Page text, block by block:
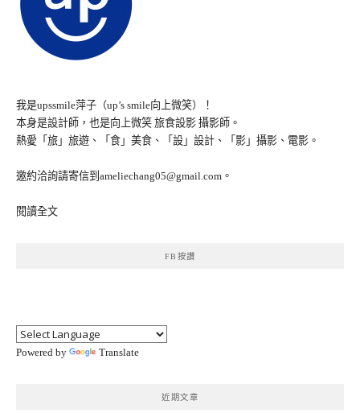
我是upssmile萍子（up’s smile向上微笑）！
本身是設計師，也是向上微笑 旅食設影 攝影師。
熱愛「旅」旅遊、「食」美食、「設」設計、「影」攝影、電影。
邀約洽詢請寄信到ameliechang05@gmail.com。
閱讀全文
FB按讚
Powered by Translate
近期文章